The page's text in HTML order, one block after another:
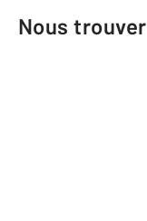
Nous trouver